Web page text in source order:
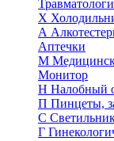
Х
А
Аптечки
М
Монитор
Н Налобный
П Пинцеты,
С
Г